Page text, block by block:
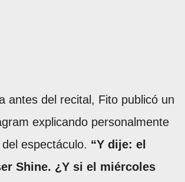
antes del recital, Fito publicó un
explicando personalmente
espectáculo. “Y dije: el
Shine. ¿Y si el miércoles